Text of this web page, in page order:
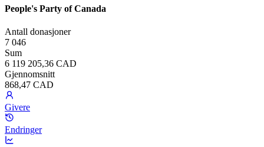
People's Party of Canada
Antall donasjoner
7 046
Sum
6 119 205,36 CAD
Gjennomsnitt
868,47 CAD
Givere
Endringer